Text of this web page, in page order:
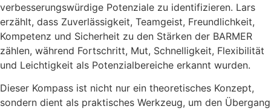
verbesserungswürdige Potenziale zu identifizieren. Lars
erzählt, dass Zuverlässigkeit, Teamgeist, Freundlichkeit,
Kompetenz und Sicherheit zu den Stärken der BARMER
zählen, während Fortschritt, Mut, Schnelligkeit, Flexibilität
und Leichtigkeit als Potenzialbereiche erkannt wurden.
Dieser Kompass ist nicht nur ein theoretisches Konzept,
sondern dient als praktisches Werkzeug, um den Übergang